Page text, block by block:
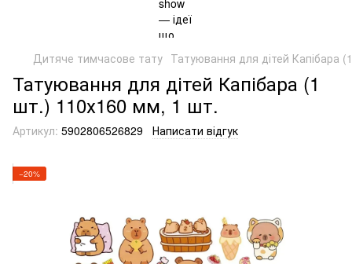
Дитяче тимчасове тату Татуювання для дітей Капібара
Татуювання для дітей Капібара (1
шт.) 110х160 мм, 1 шт.
Артикул: 5902806526829 Написати відгук
−20%